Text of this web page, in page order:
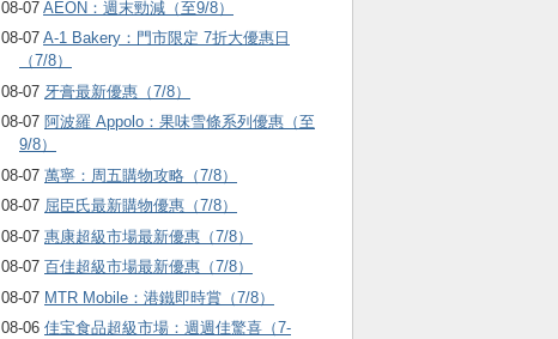
08-07 AEON：週末勁減（至9/8）
08-07 A-1 Bakery：門市限定 7折大優惠日
（7/8）
08-07 牙膏最新優惠（7/8）
08-07 阿波羅 Appolo：果味雪條系列優惠（至
9/8）
08-07 萬寧：周五購物攻略（7/8）
08-07 屈臣氏最新購物優惠（7/8）
08-07 惠康超級市場最新優惠（7/8）
08-07 百佳超級市場最新優惠（7/8）
08-07 MTR Mobile：港鐵即時賞（7/8）
08-06 佳宝食品超級市場：週週佳驚喜（7-